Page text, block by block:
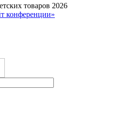
товаров 2026
конференции»